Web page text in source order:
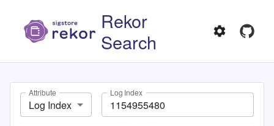
Rekor
Search
Attribute
Log Index
Log Index